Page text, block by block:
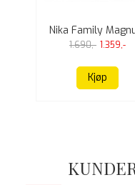
Nika Family
68"
1.690,- 1.359,-
Kjøp